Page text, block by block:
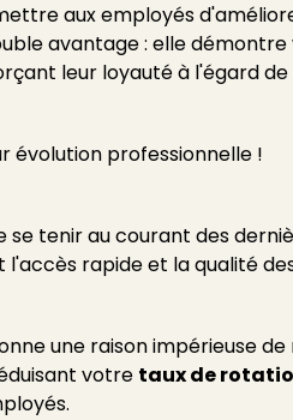
aux employés
avantage : elle
leur loyauté à l'égard de
évolution professionnelle !
tenir au courant des
rapide et la qualité
une raison impérieuse
votre taux de